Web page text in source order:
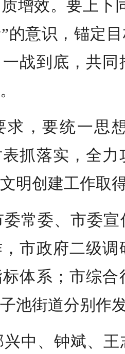
增效。要上下
的意识，锚定
战到底，共
求，要统一思
抓落实，全
明创建工作取
委常委、市委
市政府二级
体系；市综
池街道分别作
兴中、钟斌、